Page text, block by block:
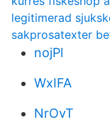
legitimerad
sakprosatexter
nojPl
WxIFA
NrOvT